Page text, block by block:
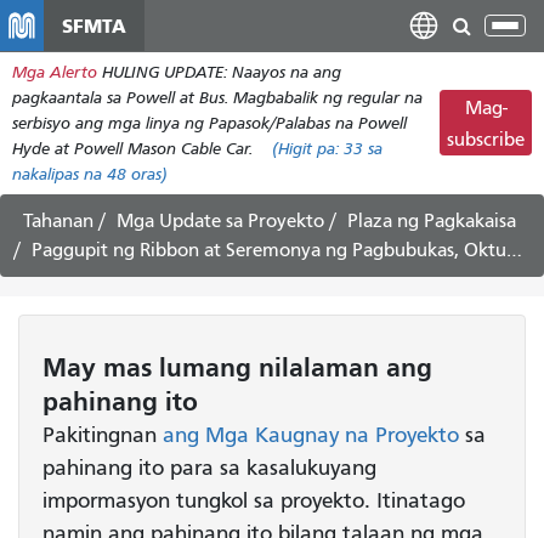
pangunahing
nilalaman
SFMTA
I-
ang
Mga Alerto HULING UPDATE: Naayos na ang
pagkaantala sa Powell at Bus. Magbabalik ng regular na
serbisyo ang mga linya ng Papasok/Palabas na Powell
Hyde at Powell Mason Cable Car.
(Higit pa: 33 sa
nakalipas na 48 oras)
Mag-
subscribe
Tahanan Mga Update sa Proyekto
Plaza ng Pagkakaisa
Paggupit ng Ribbon at Seremonya ng Pagbubukas, Oktubre 1, alas-11 ng umaga
May mas lumang nilalaman ang
pahinang ito
Pakitingnan ang Mga Kaugnay na Proyekto sa
pahinang ito para sa kasalukuyang
impormasyon tungkol sa proyekto. Itinatago
namin ang pahinang ito bilang talaan ng mga